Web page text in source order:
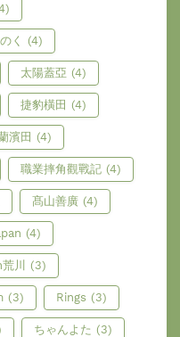
く (4)
太陽蓋亞 (4)
捷豹橫田 (4)
濱田 (4)
職業摔角觀戰記 (4)
髙山善廣 (4)
(4)
川 (3)
(3) Rings (3)
ちゃんよた (3)